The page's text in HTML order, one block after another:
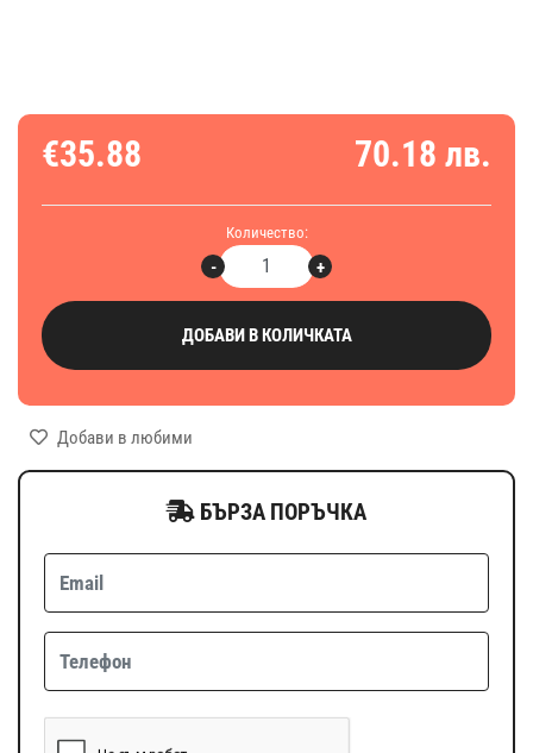
€35.88 70.18 лв.
Количество:
+
-
ДОБАВИ В КОЛИЧКАТА
Добави в любими
БЪРЗА ПОРЪЧКА